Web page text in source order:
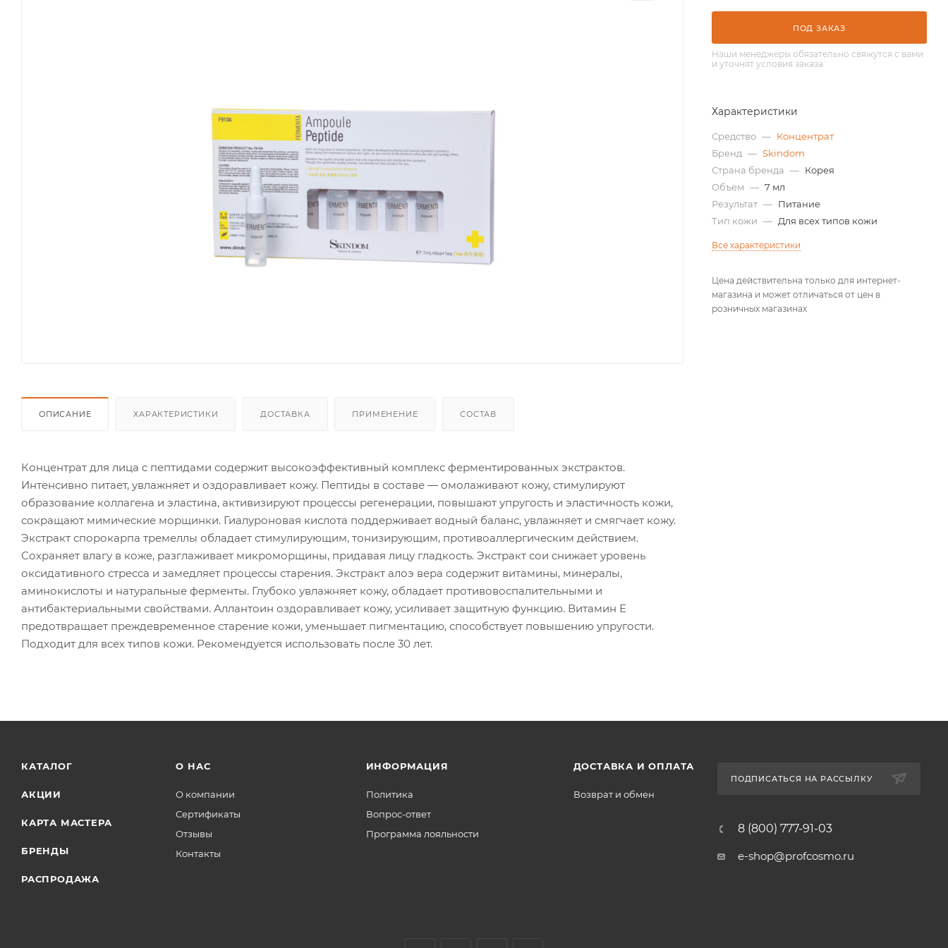
ОПИСАНИЕ ХАРАКТЕРИСТИКИ ДОСТАВКА ПРИМЕНЕНИЕ СОСТАВ
Концентрат для лица с пептидами содержит высокоэффективный комплекс ферментированных экстрактов.
Интенсивно питает, увлажняет и оздоравливает кожу. Пептиды в составе — омолаживают кожу, стимулируют
образование коллагена и эластина, активизируют процессы регенерации, повышают упругость и эластичность кожи,
сокращают мимические морщинки. Гиалуроновая кислота поддерживает водный баланс, увлажняет и смягчает кожу.
Экстракт спорокарпа тремеллы обладает стимулирующим, тонизирующим, противоаллергическим действием.
Сохраняет влагу в коже, разглаживает микроморщины, придавая лицу гладкость. Экстракт сои снижает уровень
оксидативного стресса и замедляет процессы старения. Экстракт алоэ вера содержит витамины, минералы,
аминокислоты и натуральные ферменты. Глубоко увлажняет кожу, обладает противовоспалительными и
антибактериальными свойствами. Аллантоин оздоравливает кожу, усиливает защитную функцию. Витамин Е
предотвращает преждевременное старение кожи, уменьшает пигментацию, способствует повышению упругости.
Подходит для всех типов кожи. Рекомендуется использовать после 30 лет.
ПОД ЗАКАЗ
Наши менеджеры обязательно свяжутся с вами
и уточнят условия заказа
Характеристики
Средство — Концентрат
Бренд — Skindom
Страна бренда — Корея
Объем — 7 мл
Результат — Питание
Тип кожи — Для всех типов кожи
Все характеристики
Цена действительна только для интернет-
магазина и может отличаться от цен в
розничных магазинах
КАТАЛОГ
АКЦИИ
КАРТА МАСТЕРА
БРЕНДЫ
РАСПРОДАЖА
О НАС
О компании
Сертификаты
Отзывы
Контакты
ИНФОРМАЦИЯ
Политика
Вопрос-ответ
Программа лояльности
ДОСТАВКА И ОПЛАТА
Возврат и обмен
ПОДПИСАТЬСЯ НА РАССЫЛКУ
8 (800) 777-91-03
e-shop@profcosmo.ru